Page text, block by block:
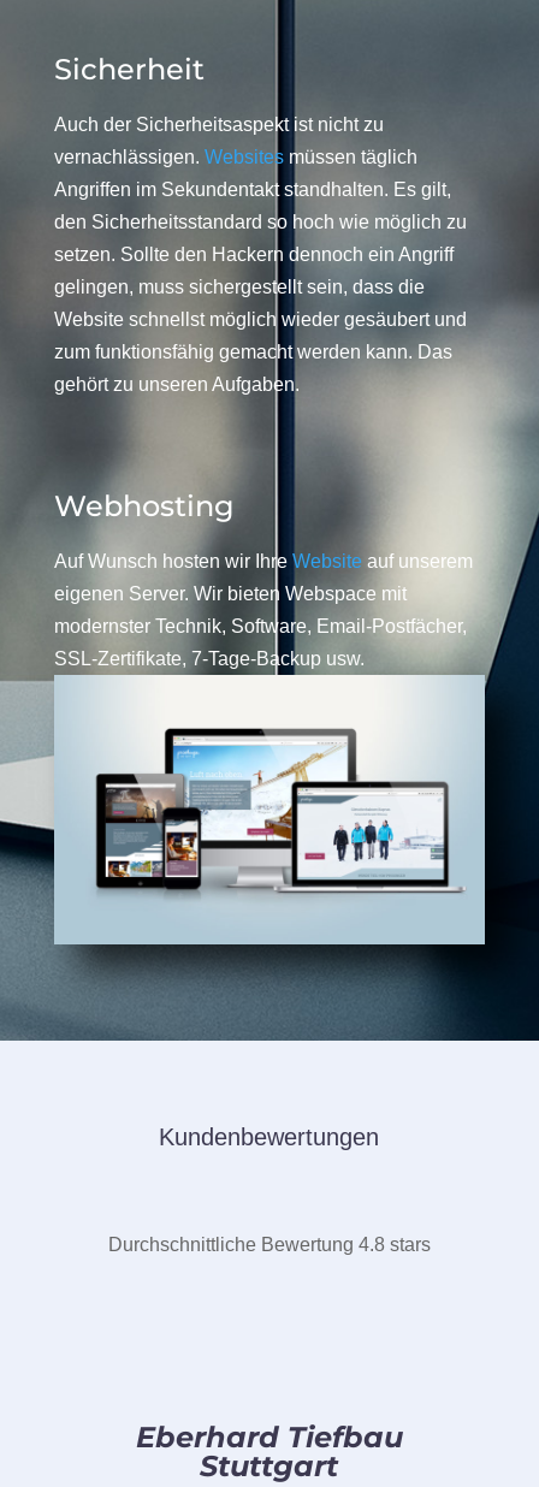
Sicherheit
Auch der Sicherheitsaspekt ist nicht zu
vernachlässigen. Websitesmüssen täglich
Angriffen im Sekundentakt standhalten. Es gilt,
den Sicherheitsstandard so hoch wie möglich zu
setzen. Sollte den Hackern dennoch ein Angriff
gelingen, muss sichergestellt sein, dass die
Website schnellst möglich wieder gesäubert und
zum funktionsfähig gemacht werden kann. Das
gehört zu unseren Aufgaben.
Webhosting
Auf Wunsch hosten wir Ihre Website auf unserem
eigenen Server. Wir bieten Webspace mit
modernster Technik, Software, Email-Postfächer,
SSL-Zertifikate, 7-Tage-Backup usw.
Kundenbewertungen
Durchschnittliche Bewertung 4.8 stars
Eberhard Tiefbau
Stuttgart